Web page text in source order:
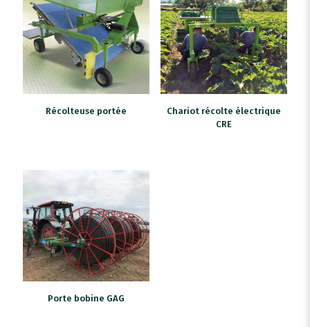
Récolteuse portée
Chariot récolte électrique
CRE
Porte bobine GAG